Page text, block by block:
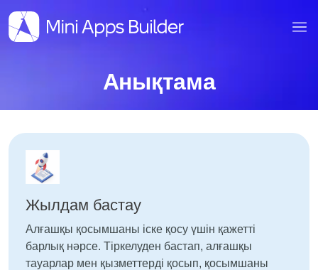
Анықтама
Жылдам бастау
Алғашқы қосымшаны іске қосу үшін қажетті
барлық нәрсе. Тіркелуден бастап, алғашқы
тауарлар мен қызметтерді қосып, қосымшаны